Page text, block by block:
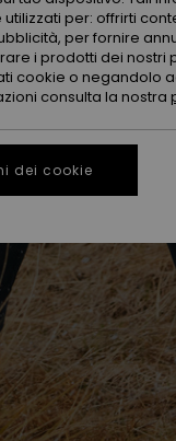
per: offrirti
per fornire
i prodotti dei nostri
cookie o negandolo
consulta la nostra
dei cookie